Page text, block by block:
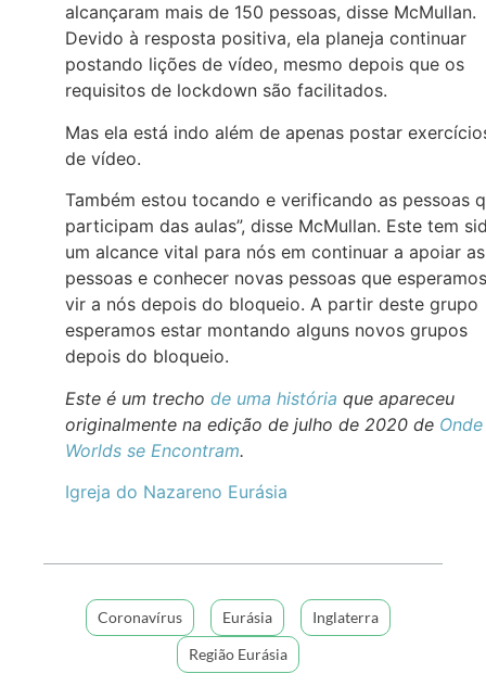
alcançaram mais de 150 pessoas, disse McMullan.
Devido à resposta positiva, ela planeja continuar
postando lições de vídeo, mesmo depois que os
requisitos de lockdown são facilitados.
Mas ela está indo além de apenas postar
de vídeo.
Também estou tocando e verificando as pessoas
participam das aulas”, disse McMullan. Este tem
um alcance vital para nós em continuar a apoiar as
pessoas e conhecer novas pessoas que esperamos
vir a nós depois do bloqueio. A partir deste grupo
esperamos estar montando alguns novos grupos
depois do bloqueio.
Este é um trecho de uma história que apareceu
originalmente na edição de julho de 2020 de Onde
Worlds se Encontram.
Igreja do Nazareno Eurásia
Coronavírus Eurásia
Inglaterra
Região Eurásia